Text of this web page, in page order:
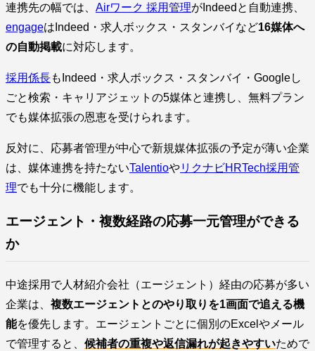
連携先の幅では、 Airワーク 採用管理がIndeedと自動連携、
engageはIndeed・求人ボックス・スタンバイなど16媒体へ
の自動掲載に対応します。
採用係長もIndeed・求人ボックス・スタンバイ・Googleし
ごと検索・キャリアジェットの5媒体と連携し、無料プラン
でも媒体拡張の恩恵を受けられます。
反対に、応募者管理が中心で新規媒体拡張の予定が薄い企業
は、媒体連携を持たないTalentioやリクナビHRTech採用管
理でも十分に機能します。
エージェント・複数経路の応募一元管理ができる
か
中途採用で人材紹介会社（エージェント）経由の応募が多い
企業は、 複数エージェントとのやり取りを1画面で追える機
能を優先します。エージェントごとに個別のExcelやメール
で管理すると、 候補者の重複や返信漏れが起きやすいためで